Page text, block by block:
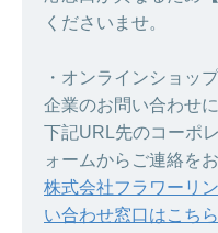
くださいませ。
・オンラインショッ
企業のお問い合わせ
下記URL先のコーポ
ォームからご連絡を
株式会社フラワーリ
い合わせ窓口はこち